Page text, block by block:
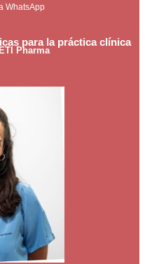
WhatsApp
para la práctica clínica
Pharma